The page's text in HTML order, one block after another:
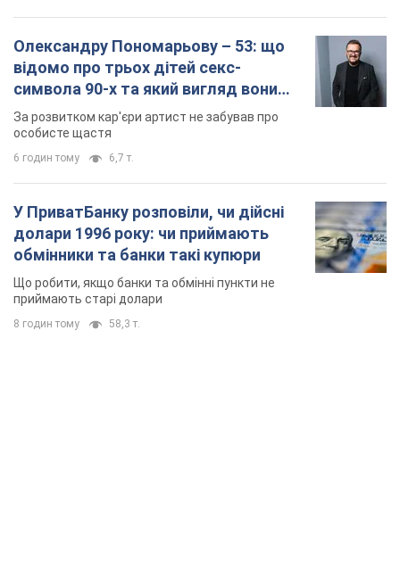
Олександру Пономарьову – 53: що
відомо про трьох дітей секс-
символа 90-х та який вигляд вони
мають
За розвитком кар'єри артист не забував про
особисте щастя
6 годин тому 6,7 т.
У ПриватБанку розповіли, чи дійсні
долари 1996 року: чи приймають
обмінники та банки такі купюри
Що робити, якщо банки та обмінні пункти не
приймають старі долари
8 годин тому 58,3 т.